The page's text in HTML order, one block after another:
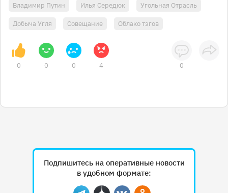
Владимир Путин Илья Середюк Угольная Отрасль
Добыча Угля Совещание Облако тэгов
0 0 0 4 0
Подпишитесь на оперативные новости
в удобном формате: